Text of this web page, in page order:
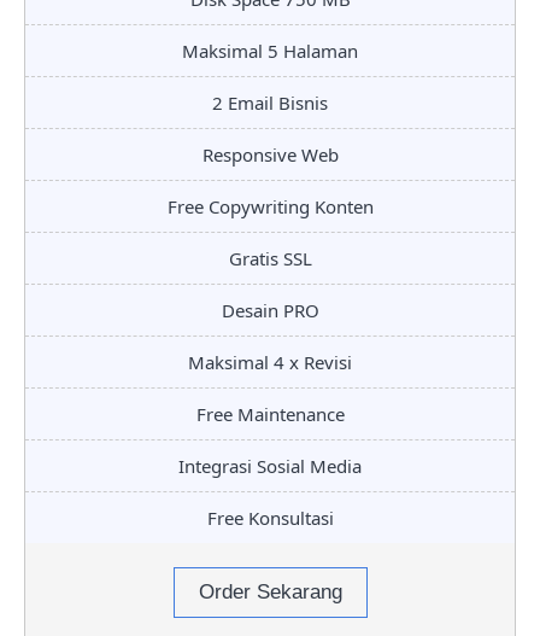
Maksimal 5 Halaman
2 Email Bisnis
Responsive Web
Free Copywriting Konten
Gratis SSL
Desain PRO
Maksimal 4 x Revisi
Free Maintenance
Integrasi Sosial Media
Free Konsultasi
Order Sekarang